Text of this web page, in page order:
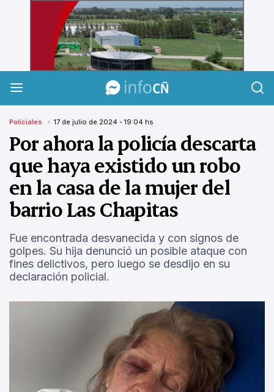
InfoCañuelas
Policiales 17 de julio de 2024 - 19:04 hs
Por ahora la policía descarta
que haya existido un robo
en la casa de la mujer del
barrio Las Chapitas
Fue encontrada desvanecida y con signos de
golpes. Su hija denunció un posible ataque con
fines delictivos, pero luego se desdijo en su
declaración policial.